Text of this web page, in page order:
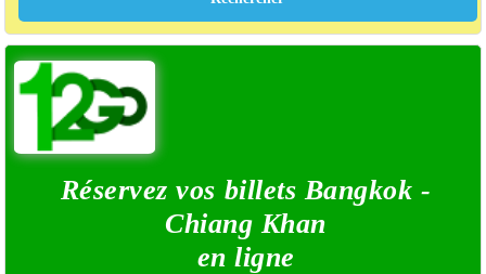
Réservez vos billets Bangkok -
Chiang Khan
en ligne